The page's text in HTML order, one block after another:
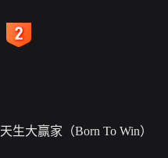
天生大赢家（Born To Win）